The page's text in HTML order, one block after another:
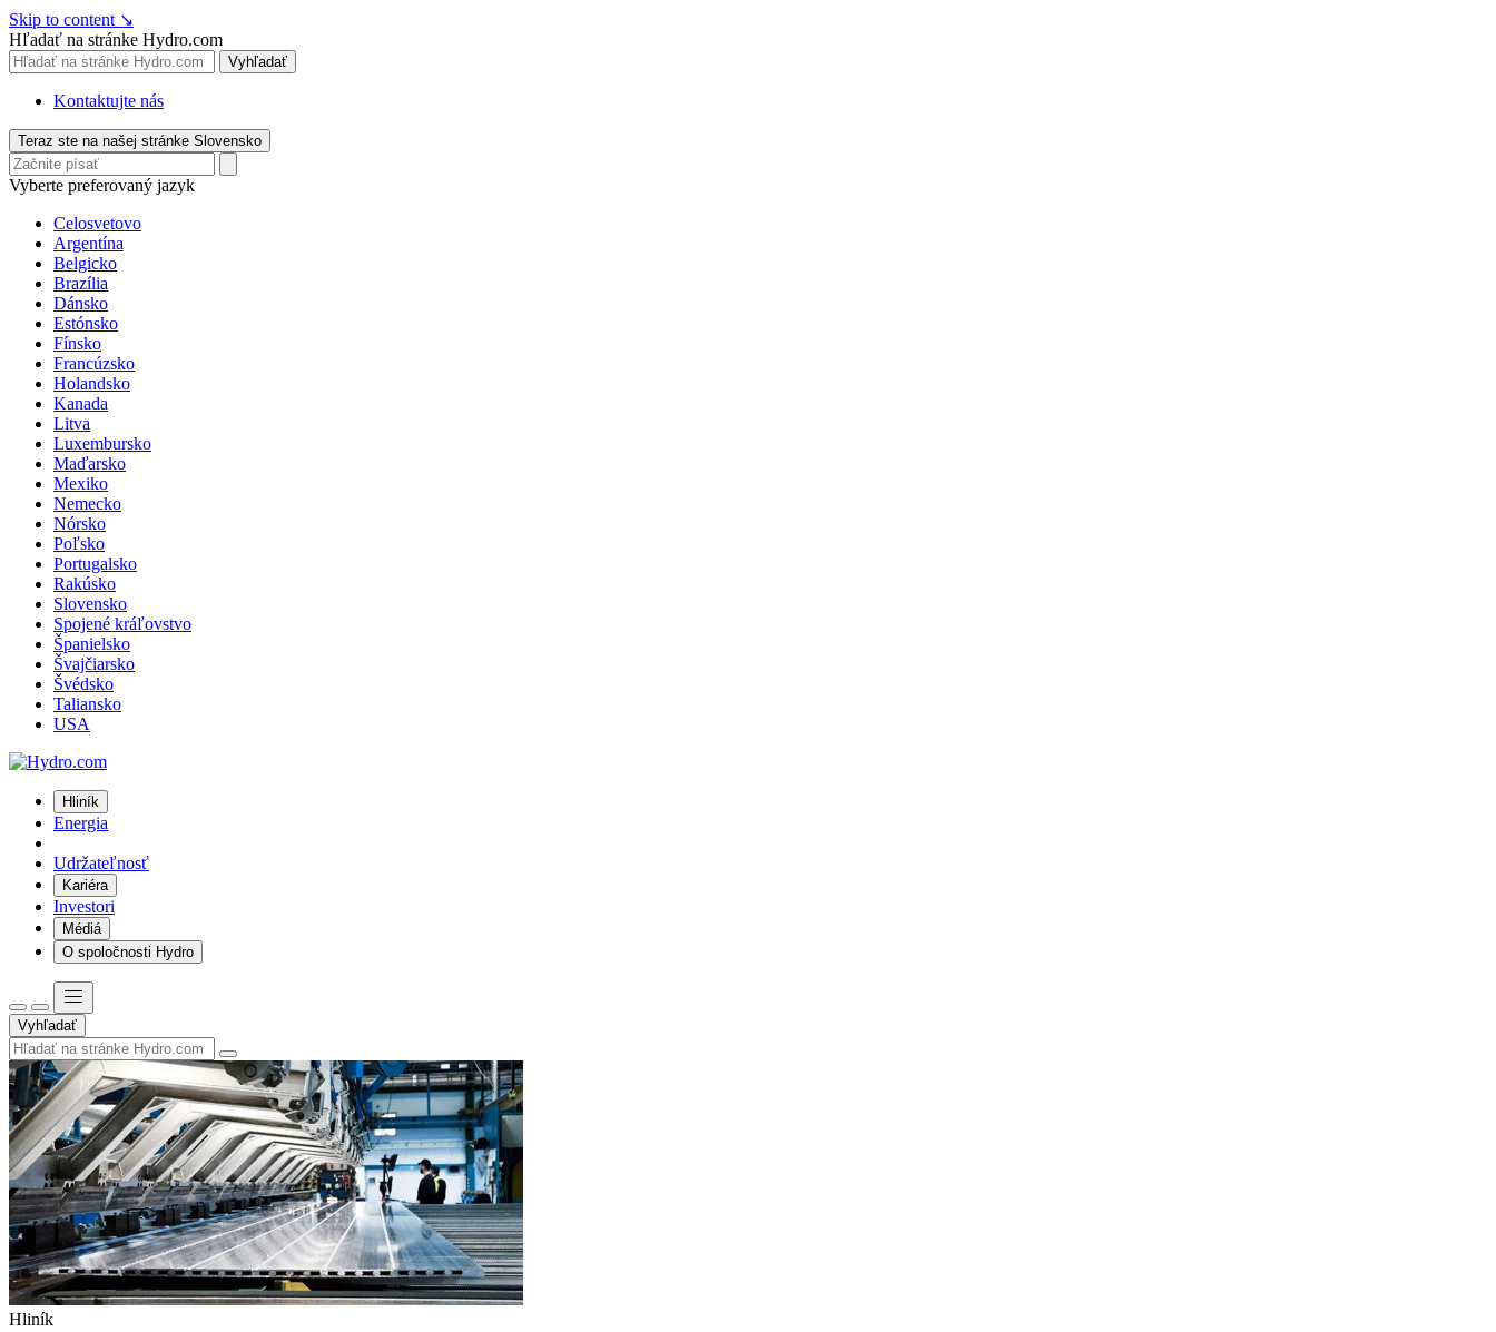
Skip to content ↘
Hľadať na stránke Hydro.com
Vyhľadať
Kontaktujte nás
Teraz ste na našej stránke Slovensko
Vyberte preferovaný jazyk
Celosvetovo
Argentína
Belgicko
Brazília
Dánsko
Estónsko
Fínsko
Francúzsko
Holandsko
Kanada
Litva
Luxembursko
Maďarsko
Mexiko
Nemecko
Nórsko
Poľsko
Portugalsko
Rakúsko
Slovensko
Spojené kráľovstvo
Španielsko
Švajčiarsko
Švédsko
Taliansko
USA
Hliník
Energia
Udržateľnosť
Kariéra
Investori
Médiá
O spoločnosti Hydro
Vyhľadať
Hliník